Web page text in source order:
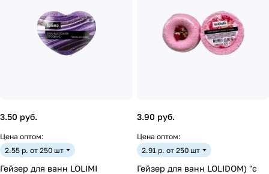
3.50 руб.
Цена оптом:
2.55 р. от 250 шт
Гейзер для ванн LOLIMI
3.90 руб.
Цена оптом:
2.91 р. от 250 шт
Гейзер для ванн LOLIDOM) "с